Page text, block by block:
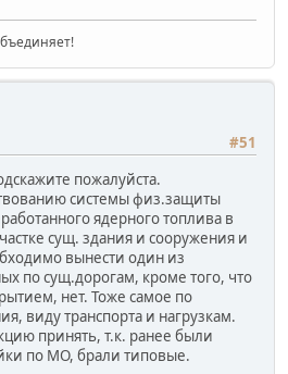
#51
пожалуйста.
системы физ.защиты
ядерного топлива в
сущ. здания и сооружения и
вынести один из
по сущ.дорогам, кроме того, что
нет. Тоже самое по
виду транспорта и нагрузкам.
принять, т.к. ранее были
по МО, брали типовые.